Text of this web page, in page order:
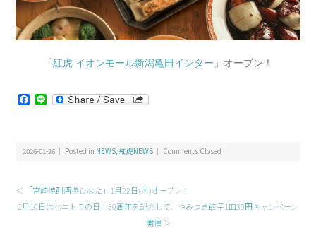
「 紅虎 イオンモール新潟亀田インター 」オープン！
Facebook
Line
2026-01-26 ｜ Posted in NEWS,紅虎NEWS Comments Closed
＜ 「宮崎焼酎酒場ひなた」1月22日(木)オープン！
2月10日はベニトラの日！30周年を記念して、やみつき餃子1皿30円キャンペーン
開催 ＞